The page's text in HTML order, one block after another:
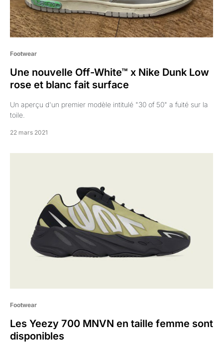
Footwear
Une nouvelle Off-White™ x Nike Dunk Low
rose et blanc fait surface
Un aperçu d'un premier modèle intitulé "30 of 50" a fuité sur la
toile.
22 mars 2021
Footwear
Les Yeezy 700 MNVN en taille femme sont
disponibles